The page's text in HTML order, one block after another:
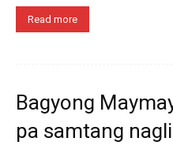
Read more
Bagyong
pa samtang